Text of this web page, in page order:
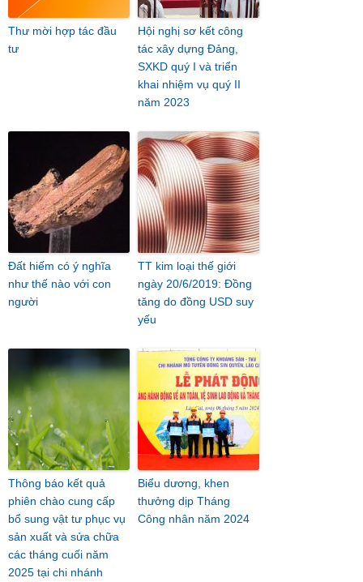
Thư mời hợp tác đầu
tư
Hội nghị sơ kết công
tác xây dựng Đảng,
SXKD quý I và triển
khai nhiệm vụ quý II
năm 2023
Đất hiếm có ý nghĩa
như thế nào với con
người
TT kim loại thế giới
ngày 20/6/2019: Đồng
tăng do đồng USD suy
yếu
Thông báo kết quả
phiên chào cung cấp
bổ sung vật tư phục vụ
sản xuất và sửa chữa
các tháng cuối năm
2025 tại chi nhánh
Biểu dương, khen
thưởng dịp Tháng
Công nhân năm 2024